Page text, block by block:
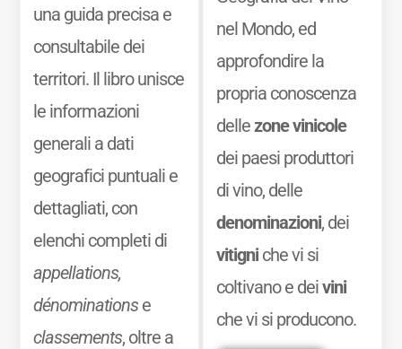
una guida precisa e
consultabile dei
territori. Il libro unisce
le informazioni
generali a dati
geografici puntuali e
dettagliati, con
elenchi completi di
appellations,
dénominationse
classements, oltre a
nel Mondo, ed
approfondire la
propria conoscenza
dellezone vinicole
dei paesi produttori
di vino, delle
denominazioni, dei
vitigniche vi si
coltivano e deivini
che vi si producono.